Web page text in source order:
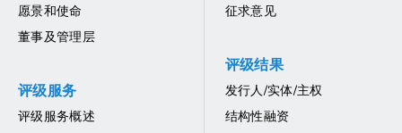
愿景和使命
董事及管理层
评级服务
评级服务概述
征求意见
评级结果
发行人/实体/主权
结构性融资